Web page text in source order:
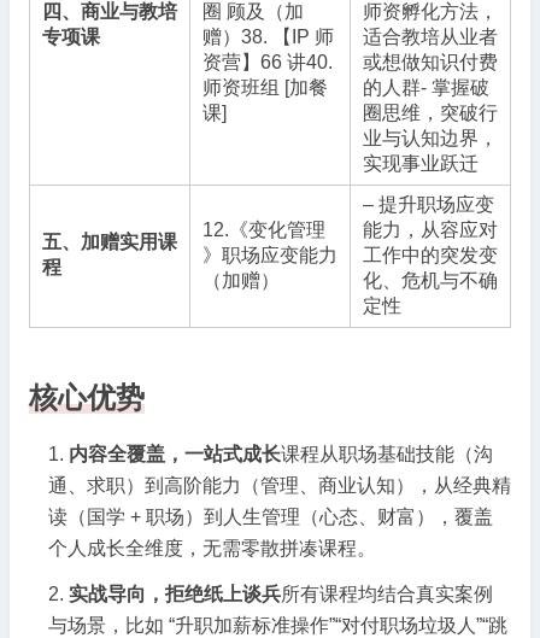
四、商业与教培
专项课
圈 顾及（加
赠）38. 【IP 师
资营】66 讲40.
师资班组 [加餐
课]
师资孵化方法，
适合教培从业者
或想做知识付费
的人群- 掌握破
圈思维，突破行
业与认知边界，
实现事业跃迁
五、加赠实用课
程
12.《变化管理
》职场应变能力
（加赠）
– 提升职场应变
能力，从容应对
工作中的突发变
化、危机与不确
定性
核心优势
内容全覆盖，一站式成长课程从职场基础技能（沟
通、求职）到高阶能力（管理、商业认知），从经典精
读（国学 + 职场）到人生管理（心态、财富），覆盖
个人成长全维度，无需零散拼凑课程。
实战导向，拒绝纸上谈兵所有课程均结合真实案例
与场景，比如 “升职加薪标准操作”“对付职场垃圾人”“跳